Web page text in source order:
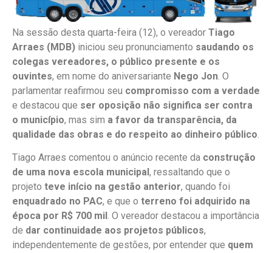
Na sessão desta quarta-feira (12), o vereador Tiago
Arraes (MDB) iniciou seu pronunciamento saudando os
colegas vereadores, o público presente e os
ouvintes, em nome do aniversariante Nego Jon. O
parlamentar reafirmou seu compromisso com a verdade
e destacou que ser oposição não significa ser contra
o município, mas sim a favor da transparência, da
qualidade das obras e do respeito ao dinheiro público.
Tiago Arraes comentou o anúncio recente da construção
de uma nova escola municipal , ressaltando que o
projeto teve início na gestão anterior, quando foi
enquadrado no PAC, e que o terreno foi adquirido na
época por R$ 700 mil . O vereador destacou a importância
de dar continuidade aos projetos públicos,
independentemente de gestões, por entender que quem